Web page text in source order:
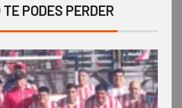
PODES PERDER